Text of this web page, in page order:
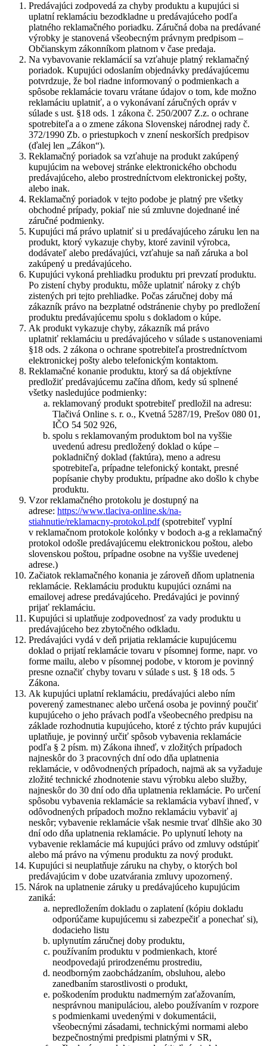
Predávajúci zodpovedá za chyby produktu a kupujúci si
uplatní reklamáciu bezodkladne u predávajúceho podľa
platného reklamačného poriadku. Záručná doba na predávané
výrobky je stanovená všeobecným právnym predpisom –
Občianskym zákonníkom platnom v čase predaja.
Na vybavovanie reklamácií sa vzťahuje platný reklamačný
poriadok. Kupujúci odoslaním objednávky predávajúcemu
potvrdzuje, že bol riadne informovaný o podmienkach a
spôsobe reklamácie tovaru vrátane údajov o tom, kde možno
reklamáciu uplatniť, a o vykonávaní záručných opráv v
súlade s ust. §18 ods. 1 zákona č. 250/2007 Z.z. o ochrane
spotrebiteľa a o zmene zákona Slovenskej národnej rady č.
372/1990 Zb. o priestupkoch v znení neskorších predpisov
(ďalej len „Zákon“).
Reklamačný poriadok sa vzťahuje na produkt zakúpený
kupujúcim na webovej stránke elektronického obchodu
predávajúceho, alebo prostredníctvom elektronickej pošty,
alebo inak.
Reklamačný poriadok v tejto podobe je platný pre všetky
obchodné prípady, pokiaľ nie sú zmluvne dojednané iné
záručné podmienky.
Kupujúci má právo uplatniť si u predávajúceho záruku len na
produkt, ktorý vykazuje chyby, ktoré zavinil výrobca,
dodávateľ alebo predávajúci, vzťahuje sa naň záruka a bol
zakúpený u predávajúceho.
Kupujúci vykoná prehliadku produktu pri prevzatí produktu.
Po zistení chyby produktu, môže uplatniť nároky z chýb
zistených pri tejto prehliadke. Počas záručnej doby má
zákazník právo na bezplatné odstránenie chyby po predložení
produktu predávajúcemu spolu s dokladom o kúpe.
Ak produkt vykazuje chyby, zákazník má právo
uplatniť reklamáciu u predávajúceho v súlade s ustanoveniami
§18 ods. 2 zákona o ochrane spotrebiteľa prostredníctvom
elektronickej pošty alebo telefonickým kontaktom.
Reklamačné konanie produktu, ktorý sa dá objektívne
predložiť predávajúcemu začína dňom, kedy sú splnené
všetky nasledujúce podmienky:
reklamovaný produkt spotrebiteľ predložil na adresu:
Tlačivá Online s. r. o., Kvetná 5287/19, Prešov 080 01,
IČO 54 502 926,
spolu s reklamovaným produktom bol na vyššie
uvedenú adresu predložený doklad o kúpe –
pokladničný doklad (faktúra), meno a adresu
spotrebiteľa, prípadne telefonický kontakt, presné
popísanie chyby produktu, prípadne ako došlo k chybe
produktu.
Vzor reklamačného protokolu je dostupný na
adrese: https://www.tlaciva-online.sk/na-
stiahnutie/reklamacny-protokol.pdf(spotrebiteľ vyplní
v reklamačnom protokole kolónky v bodoch a-g a reklamačný
protokol odošle predávajúcemu elektronickou poštou, alebo
slovenskou poštou, prípadne osobne na vyššie uvedenej
adrese.)
Začiatok reklamačného konania je zároveň dňom uplatnenia
reklamácie. Reklamáciu produktu kupujúci oznámi na
emailovej adrese predávajúceho. Predávajúci je povinný
prijať reklamáciu.
Kupujúci si uplatňuje zodpovednosť za vady produktu u
predávajúceho bez zbytočného odkladu.
Predávajúci vydá v deň prijatia reklamácie kupujúcemu
doklad o prijatí reklamácie tovaru v písomnej forme, napr. vo
forme mailu, alebo v písomnej podobe, v ktorom je povinný
presne označiť chyby tovaru v súlade s ust. § 18 ods. 5
Zákona.
Ak kupujúci uplatní reklamáciu, predávajúci alebo ním
poverený zamestnanec alebo určená osoba je povinný poučiť
kupujúceho o jeho právach podľa všeobecného predpisu na
základe rozhodnutia kupujúceho, ktoré z týchto práv kupujúci
uplatňuje, je povinný určiť spôsob vybavenia reklamácie
podľa § 2 písm. m) Zákona ihneď, v zložitých prípadoch
najneskôr do 3 pracovných dní odo dňa uplatnenia
reklamácie, v odôvodnených prípadoch, najmä ak sa vyžaduje
zložité technické zhodnotenie stavu výrobku alebo služby,
najneskôr do 30 dní odo dňa uplatnenia reklamácie. Po určení
spôsobu vybavenia reklamácie sa reklamácia vybaví ihneď, v
odôvodnených prípadoch možno reklamáciu vybaviť aj
neskôr; vybavenie reklamácie však nesmie trvať dlhšie ako 30
dní odo dňa uplatnenia reklamácie. Po uplynutí lehoty na
vybavenie reklamácie má kupujúci právo od zmluvy odstúpiť
alebo má právo na výmenu produktu za nový produkt.
Kupujúci si neuplatňuje záruku na chyby, o ktorých bol
predávajúcim v dobe uzatvárania zmluvy upozornený.
Nárok na uplatnenie záruky u predávajúceho kupujúcim
zaniká:
nepredložením dokladu o zaplatení (kópiu dokladu
odporúčame kupujúcemu si zabezpečiť a ponechať si),
dodacieho listu
uplynutím záručnej doby produktu,
používaním produktu v podmienkach, ktoré
neodpovedajú prirodzenému prostrediu,
neodborným zaobchádzaním, obsluhou, alebo
zanedbaním starostlivosti o produkt,
poškodením produktu nadmerným zaťažovaním,
nesprávnou manipuláciou, alebo používaním v rozpore
s podmienkami uvedenými v dokumentácii,
všeobecnými zásadami, technickými normami alebo
bezpečnostnými predpismi platnými v SR,